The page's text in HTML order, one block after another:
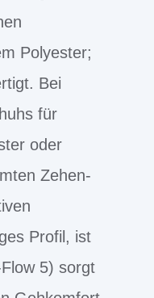
Polyester;
Bei
für
oder
Zehen-
Profil, ist
5) sorgt